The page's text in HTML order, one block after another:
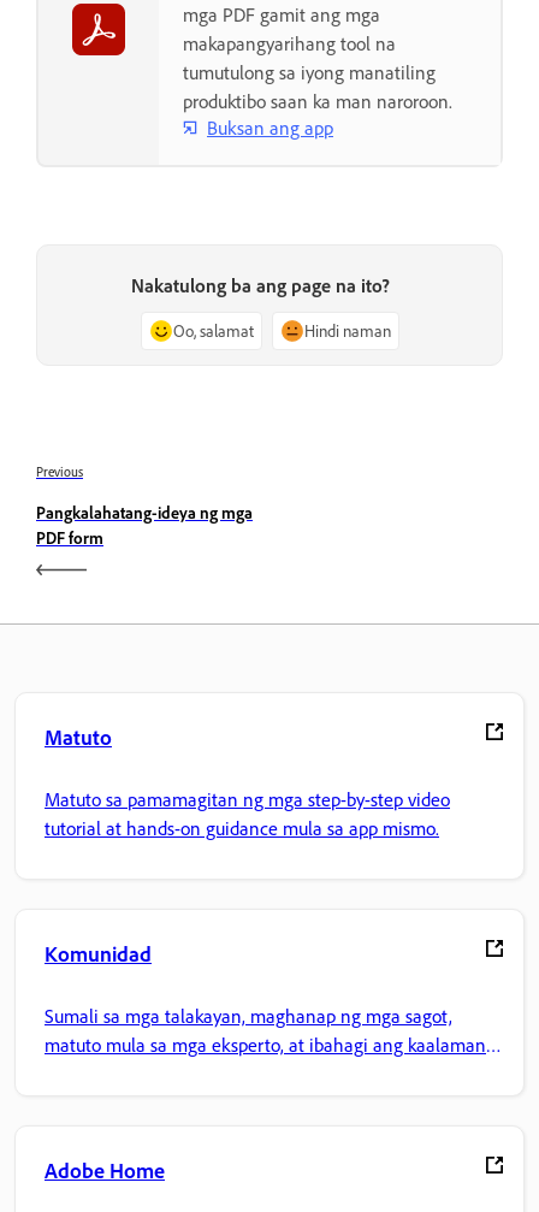
mga PDF gamit ang mga
makapangyarihang tool na
tumutulong sa iyong manatiling
produktibo saan ka man naroroon.
Buksan ang app
Nakatulong ba ang page na ito?
Oo, salamat Hindi naman
Previous
Pangkalahatang-ideya ng mga
PDF form
Matuto
Matuto sa pamamagitan ng mga step-by-step video
tutorial at hands-on guidance mula sa app mismo.
Komunidad
Sumali sa mga talakayan, maghanap ng mga sagot,
matuto mula sa mga eksperto, at ibahagi ang kaalaman
Adobe Home